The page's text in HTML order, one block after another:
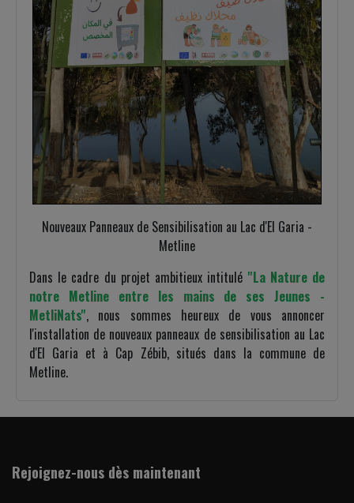
Nouveaux Panneaux de Sensibilisation au Lac d'El Garia -
Metline
Dans le cadre du projet ambitieux intitulé ''La Nature de
notre Metline entre les mains de ses Jeunes -
MetliNats'', nous sommes heureux de vous annoncer
l'installation de nouveaux panneaux de sensibilisation au Lac
d'El Garia et à Cap Zébib, situés dans la commune de
Metline.
Rejoignez-nous dès maintenant